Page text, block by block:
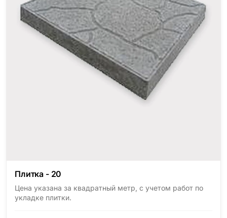
Плитка - 20
Цена указана за квадратный метр, с учетом работ по
укладке плитки.